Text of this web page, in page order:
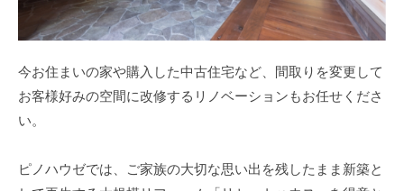
今お住まいの家や購入した中古住宅など、間取りを変更して
お客様好みの空間に改修するリノベーションもお任せくださ
い。
ピノハウゼでは、ご家族の大切な思い出を残したまま新築と